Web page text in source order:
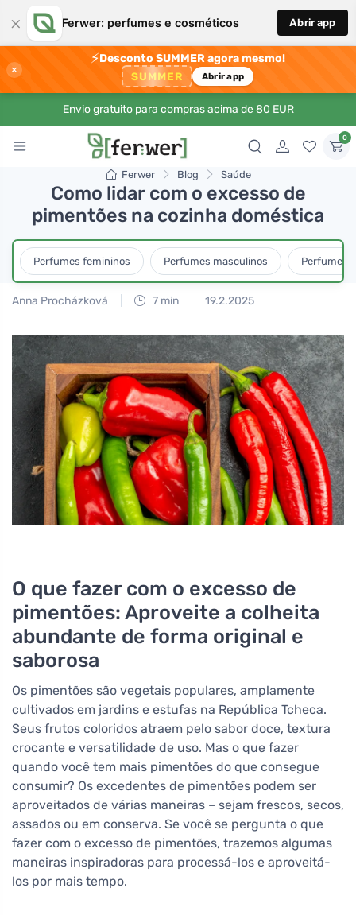
× Ferwer: perfumes e cosméticos Abrir app
×
⚡Desconto SUMMER agora mesmo!
SUMMER Abrir app
Envio gratuito para compras acima de 80 EUR
0
Ferwer Blog Saúde
Como lidar com o excesso de
pimentões na cozinha doméstica
Perfumes femininos Perfumes masculinos Perfumes
Anna Procházková 7 min 19.2.2025
O que fazer com o excesso de
pimentões: Aproveite a colheita
abundante de forma original e
saborosa
Os pimentões são vegetais populares, amplamente
cultivados em jardins e estufas na República Tcheca.
Seus frutos coloridos atraem pelo sabor doce, textura
crocante e versatilidade de uso. Mas o que fazer
quando você tem mais pimentões do que consegue
consumir? Os excedentes de pimentões podem ser
aproveitados de várias maneiras – sejam frescos, secos,
assados ou em conserva. Se você se pergunta o que
fazer com o excesso de pimentões, trazemos algumas
maneiras inspiradoras para processá-los e aproveitá-
los por mais tempo.